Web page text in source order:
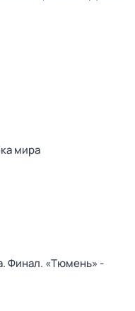
мира
Финал. «Тюмень» -